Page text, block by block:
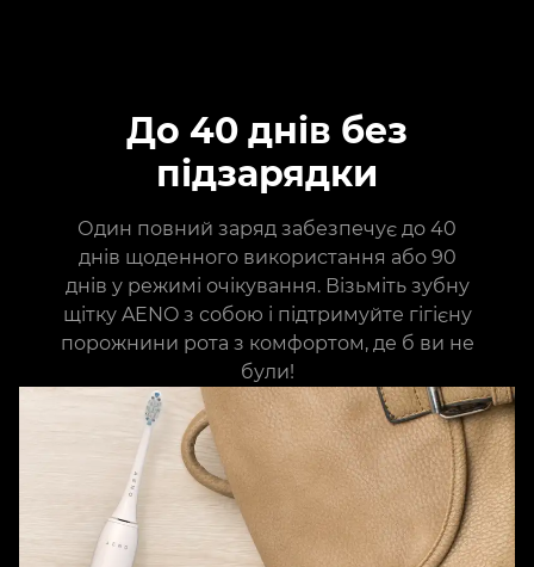
До 40 днів без
підзарядки
Один повний заряд забезпечує до 40
днів щоденного використання або 90
днів у режимі очікування. Візьміть зубну
щітку AENO з собою і підтримуйте гігієну
порожнини рота з комфортом, де б ви не
були!